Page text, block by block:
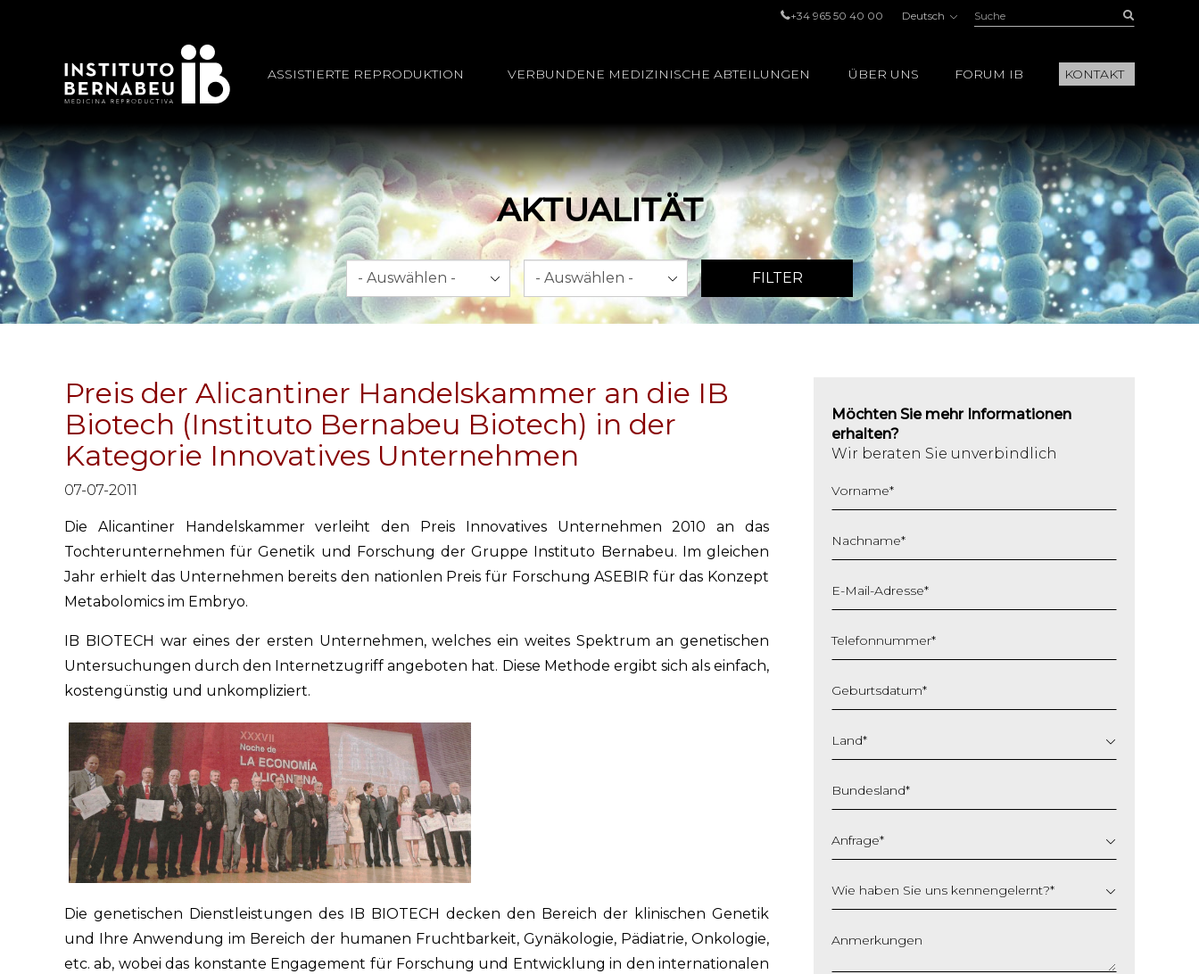
+34 965 50 40 00 Deutsch Suche:
ASSISTIERTE REPRODUKTION VERBUNDENE MEDIZINISCHE ABTEILUNGEN ÜBER UNS FORUM IB KONTAKT
AKTUALITÄT
Monat Jahr
FILTER
Preis der Alicantiner Handelskammer an die IB
Biotech (Instituto Bernabeu Biotech) in der
Kategorie Innovatives Unternehmen
07-07-2011
Die Alicantiner Handelskammer verleiht den Preis Innovatives Unternehmen 2010 an das
Tochterunternehmen für Genetik und Forschung der Gruppe Instituto Bernabeu. Im gleichen
Jahr erhielt das Unternehmen bereits den nationlen Preis für Forschung ASEBIR für das Konzept
Metabolomics im Embryo.
IB BIOTECH war eines der ersten Unternehmen, welches ein weites Spektrum an genetischen
Untersuchungen durch den Internetzugriff angeboten hat. Diese Methode ergibt sich als einfach,
kostengünstig und unkompliziert.
Die genetischen Dienstleistungen des IB BIOTECH decken den Bereich der klinischen Genetik
und Ihre Anwendung im Bereich der humanen Fruchtbarkeit, Gynäkologie, Pädiatrie, Onkologie,
etc. ab, wobei das konstante Engagement für Forschung und Entwicklung in den internationalen
Möchten Sie mehr Informationen
erhalten?
Wir beraten Sie unverbindlich
Vorname*
Nachname*
E-Mail-Adresse*
Telefonnummer*
Geburtsdatum*
Schrägstrich
MM
JJJJ
Land*
Bundesland*
Anfrage*
Wie haben Sie uns kennengelernt?*
Anmerkungen